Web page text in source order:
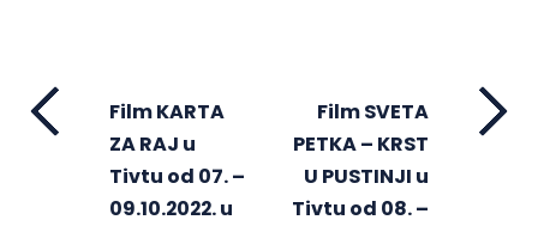
Film KARTA
ZA RAJ u
Tivtu od 07. –
09.10.2022. u
Film SVETA
PETKA – KRST
U PUSTINJI u
Tivtu od 08. –